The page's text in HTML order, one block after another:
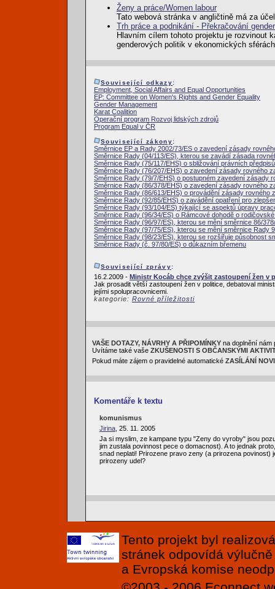
Ženy a práce/Women labour
Tato webová stránka v angličtině má za
Trh práce a podnikání - Překračování
Hlavním cílem tohoto projektu je rozvinout
genderových politik v ekonomických
Související odkazy:
Employment, Social Affairs and Equal Opportunities
EP: Committee on Women's Rights and Gender Equality
Gender Management
Karat Coalition
Operační program Rozvoj lidských zdrojů
Program Equal v ČR
Související zákony:
Směrnice EP a Rady 2002/73/ES o zavedení zásady
Směrnice Rady (04/113/ES), kterou se zavádí zásada
Směrnice Rady (75/117/EHS) o sbližování právních předpisů
Směrnice Rady (76/207/EHS) o zavedení zásady rovného
Směrnice Rady (79/7/EHS) o postupném zavedení zásady
Směrnice Rady (86/378/EHS) o zavedení zásady rovného
Směrnice Rady (86/613/EHS) o provádění zásady rovného
Směrnice Rady (92/85/EHS) o zavádění opatření pro
Směrnice Rady (93/104/ES) týkající se aspektů úpravy
Směrnice Rady (96/34/ES) o Rámcové dohodě o
Směrnice Rady (96/97/ES), kterou se mění směrnice 86/
Směrnice Rady (97/75/ES), kterou se mění směrnice Rady
Směrnice Rady (98/23/ES), kterou se rozšiřuje působnost
Směrnice Rady (č. 97/80/ES) o důkazním břemenu
Související zprávy:
16.2.2009 - Ministr Kocáb chce zvýšit zastoupení žen v
Jak prosadit větší zastoupení žen v politice, debatoval
jejími spolupracovnicemi.
kategorie: Rovné příležitosti
VAŠE DOTAZY, NÁVRHY A PŘIPOMÍNKY na doplnění
Uvítáme také vaše ZKUŠENOSTI S OBČANSKÝMI
Pokud máte zájem o pravidelné automatické ZASÍLÁNÍ
Komentáře k textu
komunismus
Jirina , 25. 11. 2005
Ja si myslim, ze kampane typu "Zeny do vyroby" jsou
jim zustala povinnost pece o domacnost). A to jednak
snad neplati! Prirozene pravo zeny (a prirozena povinost)
prirozeny udel?
Tento projekt byl
stránek odpovídá
a Evropská komise